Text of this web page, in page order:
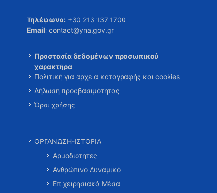
Τηλέφωνο: +30 213 137 1700
Email: contact@yna.gov.gr
Προστασία δεδομένων προσωπικού
χαρακτήρα
Πολιτική για αρχεία καταγραφής και cookies
Δήλωση προσβασιμότητας
Όροι χρήσης
ΟΡΓΑΝΩΣΗ-ΙΣΤΟΡΙΑ
Αρμοδιότητες
Ανθρώπινο Δυναμικό
Επιχειρησιακά Μέσα